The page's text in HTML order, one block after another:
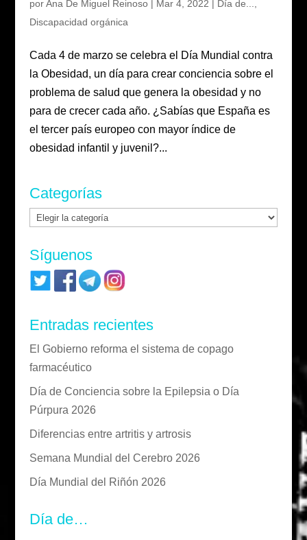
porAna De Miguel Reinoso| Mar 4, 2022 | Día de...
Discapacidad orgánica
Cada 4 de marzo se celebra el Día Mundial contra
la Obesidad, un día para crear conciencia sobre el
problema de salud que genera la obesidad y no
para de crecer cada año. ¿Sabías que España es
el tercer país europeo con mayor índice de
obesidad infantil y juvenil?...
Categorías
Categorías
Síguenos
Entradas recientes
El Gobierno reforma el sistema de copago
farmacéutico
Día de Conciencia sobre la Epilepsia o Día
Púrpura 2026
Diferencias entre artritis y artrosis
Semana Mundial del Cerebro 2026
Día Mundial del Riñón 2026
Día de…